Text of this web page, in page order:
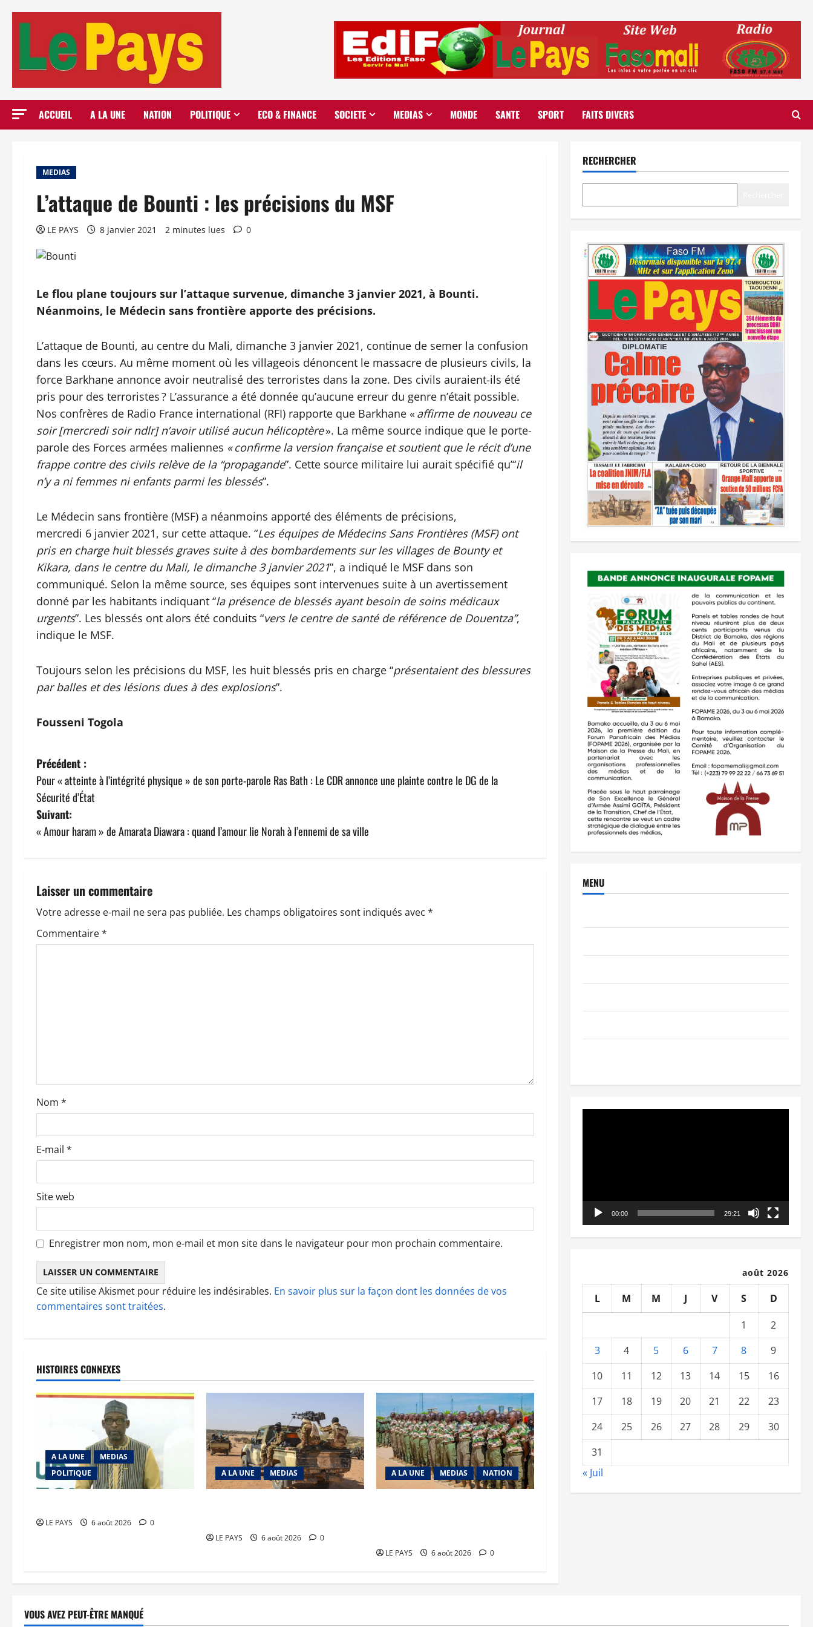
ACCUEIL A LA UNE NATION POLITIQUE ECO & FINANCE SOCIETE MEDIAS MONDE SANTE SPORT FAITS DIVERS
MEDIAS
L’attaque de Bounti : les précisions du MSF
LE PAYS 8 janvier 2021 2 minutes lues 0
Le flou plane toujours sur l’attaque survenue, dimanche 3 janvier 2021, à Bounti.
Néanmoins, le Médecin sans frontière apporte des précisions.
L’attaque de Bounti, au centre du Mali, dimanche 3 janvier 2021, continue de semer la confusion
dans les cœurs. Au même moment où les villageois dénoncent le massacre de plusieurs civils, la
force Barkhane annonce avoir neutralisé des terroristes dans la zone. Des civils auraient-ils été
pris pour des terroristes ? L’assurance a été donnée qu’aucune erreur du genre n’était possible.
Nos confrères de Radio France international (RFI) rapporte que Barkhane « affirme de nouveau ce
soir [mercredi soir ndlr] n’avoir utilisé aucun hélicoptère». La même source indique que le porte-
parole des Forces armées maliennes « confirme la version française et soutient que le récit d’une
frappe contre des civils relève de la “propagande”. Cette source militaire lui aurait spécifié qu’“il
n’y a ni femmes ni enfants parmi les blessés”.
Le Médecin sans frontière (MSF) a néanmoins apporté des éléments de précisions,
mercredi 6 janvier 2021, sur cette attaque. “Les équipes de Médecins Sans Frontières (MSF) ont
pris en charge huit blessés graves suite à des bombardements sur les villages de Bounty et
Kikara, dans le centre du Mali, le dimanche 3 janvier 2021”, a indiqué le MSF dans son
communiqué. Selon la même source, ses équipes sont intervenues suite à un avertissement
donné par les habitants indiquant “la présence de blessés ayant besoin de soins médicaux
urgents”. Les blessés ont alors été conduits “vers le centre de santé de référence de Douentza”,
indique le MSF.
Toujours selon les précisions du MSF, les huit blessés pris en charge “présentaient des blessures
par balles et des lésions dues à des explosions”.
Fousseni Togola
N
a
v
i
a
t
i
r
t
i
l
e
Précédent :
Pour « atteinte à l’intégrité physique » de son porte-parole Ras Bath : Le CDR annonce une plainte contre le DG de la
Sécurité d’État
Suivant:
« Amour haram » de Amarata Diawara : quand l’amour lie Norah à l’ennemi de sa ville
Laisser un commentaire
Votre adresse e-mail ne sera pas publiée. Les champs obligatoires sont indiqués avec *
Commentaire*
Nom *
E-mail *
Site web
Enregistrer mon nom, mon e-mail et mon site dans le navigateur pour mon prochain commentaire.
Ce site utilise Akismet pour réduire les indésirables. En savoir plus sur la façon dont les données de vos
commentaires sont traitées.
HISTOIRES CONNEXES
A LA UNE
MEDIAS
POLITIQUE
LE PAYS 6 août 2026 0
A LA UNE MEDIAS
LE PAYS 6 août 2026 0
A LA UNE MEDIAS NATION
LE PAYS 6 août 2026 0
RECHERCHER
MENU
00:00 29:21
août 2026
L M M J V S
D
1
2
3
4 5 6 7 8
9
10
11 12 13 14 15
16
17
18 19 20 21 22
23
24
25 26 27 28 29
30
31
« Juil
VOUS AVEZ PEUT-ÊTRE MANQUÉ